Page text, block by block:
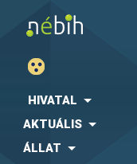
HIVATAL
AKTUÁLIS
ÁLLAT